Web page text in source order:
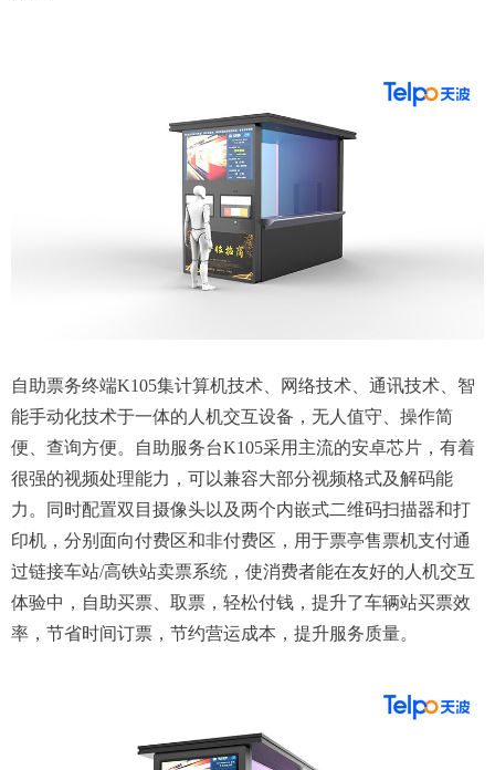
自助票务终端K105集计算机技术、网络技术、通讯技术、智
能手动化技术于一体的人机交互设备，无人值守、操作简
便、查询方便。自助服务台K105采用主流的安卓芯片，有着
很强的视频处理能力，可以兼容大部分视频格式及解码能
力。同时配置双目摄像头以及两个内嵌式二维码扫描器和打
印机，分别面向付费区和非付费区，用于票亭售票机支付通
过链接车站/高铁站卖票系统，使消费者能在友好的人机交互
体验中，自助买票、取票，轻松付钱，提升了车辆站买票效
率，节省时间订票，节约营运成本，提升服务质量。